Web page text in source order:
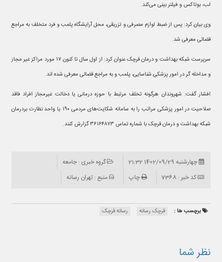
لب، بوتاکس و فیلتر بینی می‌کند.
وی بیان کرد: پس از ضبط لوازم مصرفی و تزریقی، محل آرایشگاه پلمب و فرد متخلف به مراجع
قضائی معرفی شد.
سرپرست شبکه بهداشت و درمان قرچک عنوان کرد: از اول سال تا کنون ۱۷ مورد مراکز غیر مجاز
و مداخله گر در امور پزشکی شناسایی، پلمب و به مراجع قضائی معرفی شده اند.
افشار گفت: شهروندان هرگونه تخلف مرتبط با حوزه درمانی یا دخالت غیرمجاز افراد فاقد
صلاحیت در امور پزشکی مراتب را به سامانه شکایت‌های مردمی ۱۹۰ یا واحد نظارت بردرمان
شبکه بهداشت و درمان قرچک با شماره تماس ۳۶۱۶۴۸۷۳ گزارش کنند.
چهارشنبه 1402/09/29 21:32
گروه خبری : جامعه
کد خبر : 7368
چاپ منبع : تهران رسانه
برچسب ها : قرچک رسانه رسانه قرچک
نظر شما